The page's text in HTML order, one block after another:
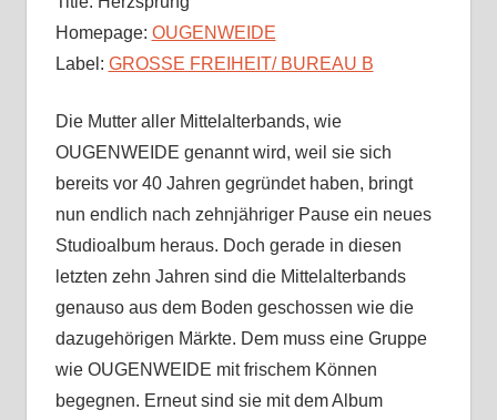
Homepage: OUGENWEIDE
Label: GROSSE FREIHEIT/ BUREAU B
Die Mutter aller Mittelalterbands, wie
OUGENWEIDE genannt wird, weil sie sich
bereits vor 40 Jahren gegründet haben, bringt
nun endlich nach zehnjähriger Pause ein neues
Studioalbum heraus. Doch gerade in diesen
letzten zehn Jahren sind die Mittelalterbands
genauso aus dem Boden geschossen wie die
dazugehörigen Märkte. Dem muss eine Gruppe
wie OUGENWEIDE mit frischem Können
begegnen. Erneut sind sie mit dem Album